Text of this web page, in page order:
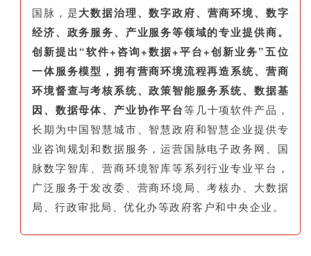
国脉，是大数据治理、数字政府、营商环境、数字
经济、政务服务、产业服务等领域的专业提供商。
创新提出“软件+咨询+数据+平台+创新业务”五位
一体服务模型，拥有营商环境流程再造系统、营商
环境督查与考核系统、政策智能服务系统、数据基
因、数据母体、产业协作平台等几十项软件产品，
长期为中国智慧城市、智慧政府和智慧企业提供专
业咨询规划和数据服务，运营国脉电子政务网、国
脉数字智库、营商环境智库等系列行业专业平台，
广泛服务于发改委、营商环境局、考核办、大数据
局、行政审批局、优化办等政府客户和中央企业。